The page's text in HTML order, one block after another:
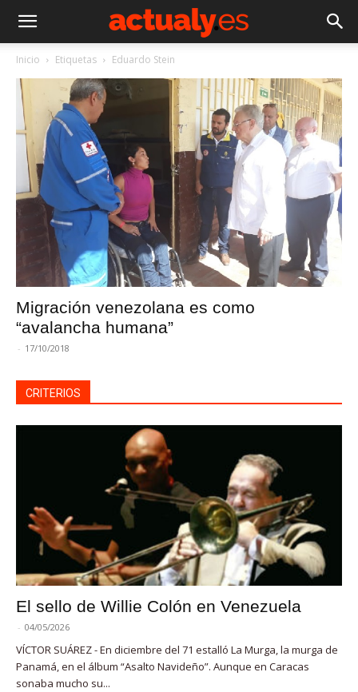
Inicio Etiquetas Eduardo Stein
Migración venezolana es como
“avalancha humana”
- 17/10/2018
CRITERIOS
El sello de Willie Colón en Venezuela
- 04/05/2026
VÍCTOR SUÁREZ - En diciembre del 71 estalló La Murga, la murga de
Panamá, en el álbum “Asalto Navideño”. Aunque en Caracas
sonaba mucho su...